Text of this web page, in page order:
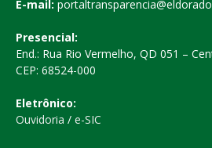
E-mail:
Presencial:
End.: Rua Rio Vermelho, QD 051 –
CEP: 68524-000
Eletrônico:
Ouvidoria / e-SIC